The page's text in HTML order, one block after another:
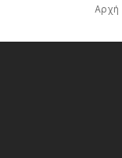
Αρχή